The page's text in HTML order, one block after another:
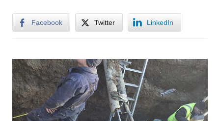
Facebook Twitter LinkedIn